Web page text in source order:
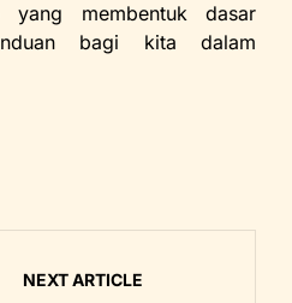
yang membentuk dasar
bagi kita dalam
NEXT ARTICLE